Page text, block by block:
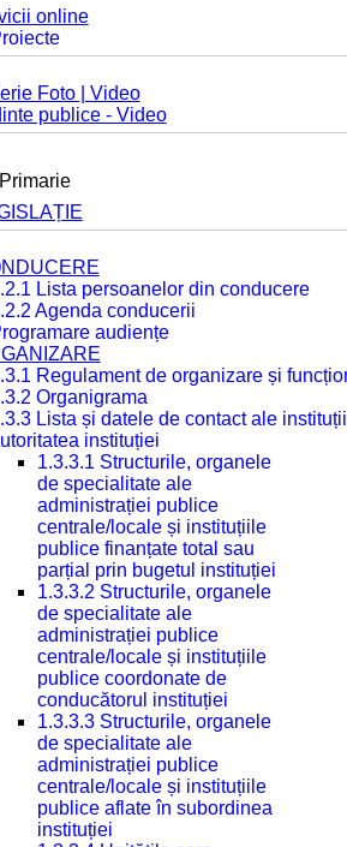
online
Foto | Video
publice - Video
Lista persoanelor din conducere
Agenda conducerii
audiențe
Regulament de organizare și
Organigrama
Lista și datele de contact ale
instituției
1.3.3.1 Structurile, organele
de specialitate ale
administrației publice
centrale/locale și instituțiile
publice finanțate total sau
parțial prin bugetul instituției
1.3.3.2 Structurile, organele
de specialitate ale
administrației publice
centrale/locale și instituțiile
publice coordonate de
conducătorul instituției
1.3.3.3 Structurile, organele
de specialitate ale
administrației publice
centrale/locale și instituțiile
publice aflate în subordinea
instituției